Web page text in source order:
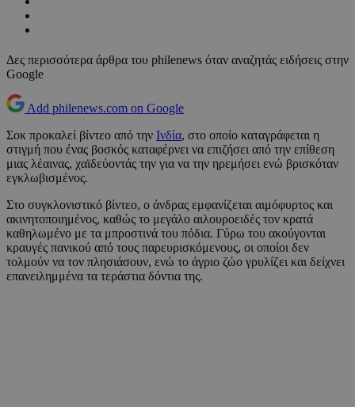
Δες περισσότερα άρθρα του philenews όταν αναζητάς ειδήσεις στην
Google
Add philenews.com on Google
Σοκ προκαλεί βίντεο από την Ινδία, στο οποίο καταγράφεται η
στιγμή που ένας βοσκός καταφέρνει να επιζήσει από την επίθεση
μιας λέαινας, χαϊδεύοντάς την για να την ηρεμήσει ενώ βρισκόταν
εγκλωβισμένος.
Στο συγκλονιστικό βίντεο, ο άνδρας εμφανίζεται αιμόφυρτος και
ακινητοποιημένος, καθώς το μεγάλο αιλουροειδές τον κρατά
καθηλωμένο με τα μπροστινά του πόδια. Γύρω του ακούγονται
κραυγές πανικού από τους παρευρισκόμενους, οι οποίοι δεν
τολμούν να τον πλησιάσουν, ενώ το άγριο ζώο γρυλίζει και δείχνει
επανειλημμένα τα τεράστια δόντια της.